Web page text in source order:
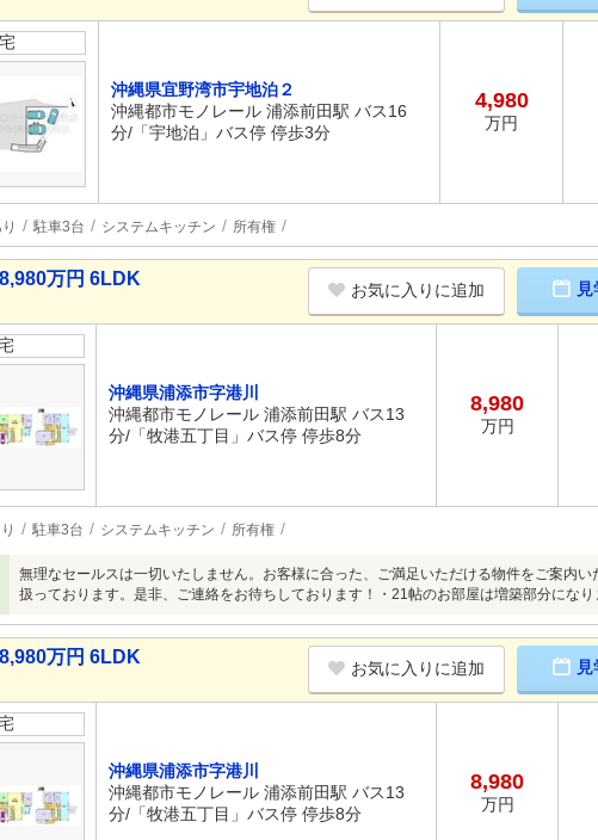
沖縄県宜野湾市宇地泊２
沖縄都市モノレール 浦添前田駅 バス16
分/「宇地泊」バス停 停歩3分
4,980
万円
駐車3台 システムキッチン 所有権
万円 6LDK
お気に入りに追加
沖縄県浦添市字港川
沖縄都市モノレール 浦添前田駅 バス13
分/「牧港五丁目」バス停 停歩8分
8,980
万円
駐車3台 システムキッチン 所有権
無理なセールスは一切いたしません。お客様に合った、ご満足いただける物件をご案内
扱っております。是非、ご連絡をお待ちしております！・21帖のお部屋は増築部分にな
万円 6LDK
お気に入りに追加
沖縄県浦添市字港川
沖縄都市モノレール 浦添前田駅 バス13
分/「牧港五丁目」バス停 停歩8分
8,980
万円